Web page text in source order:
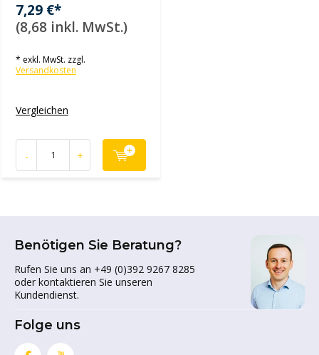
7,29 €*
(8,68 inkl. MwSt.)
* exkl. MwSt. zzgl.
Versandkosten
Vergleichen
- +
Benötigen Sie Beratung?
Rufen Sie uns an +49 (0)392 9267 8285
oder kontaktieren Sie unseren
Kundendienst.
Folge uns